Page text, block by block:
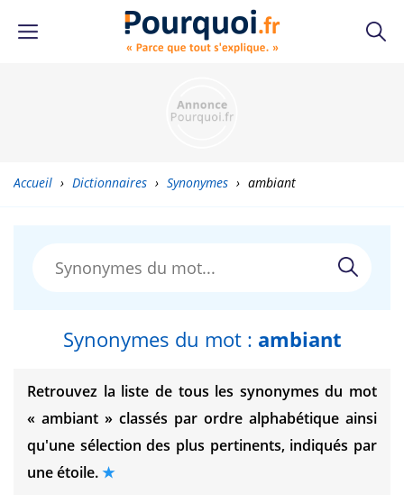
Accueil › Dictionnaires › Synonymes › ambiant
Synonymes du mot : ambiant
Retrouvez la liste de tous les synonymes du mot
« ambiant » classés par ordre alphabétique ainsi
qu'une sélection des plus pertinents, indiqués par
une étoile.